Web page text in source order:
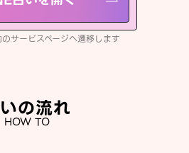
サービスページへ遷移します
の流れ
HOW TO